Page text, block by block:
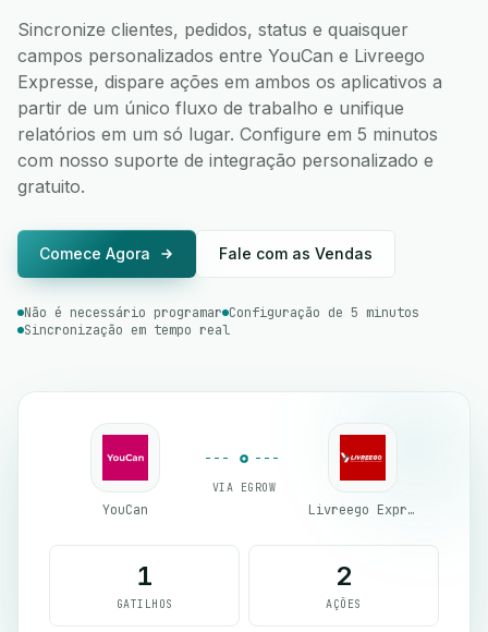
Sincronize clientes, pedidos, status e quaisquer
campos personalizados entre YouCan e Livreego
Expresse, dispare ações em ambos os aplicativos a
partir de um único fluxo de trabalho e unifique
relatórios em um só lugar. Configure em 5 minutos
com nosso suporte de integração personalizado e
gratuito.
Comece Agora Fale com as Vendas
Não é necessário programar Configuração de 5 minutos
Sincronização em tempo real
YouCan
VIA EGROW
Livreego Expresse
1
GATILHOS
2
AÇÕES